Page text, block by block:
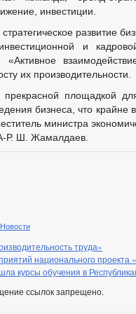
ЗАКОНЫ
И РАЗЪЯСНЕНИЯ
БЮДЖЕТА
_
МУНИЦИПАЛЬНЫЕ УСЛУГИ
ФОРМЫ ЗАЯВЛЕНИЙ ПО
К ГЛАВЕ ГРАФИК
И ЗАЯВЛЕНИЙ
РАССМОТРЕНИЯ
инвестиции.
развитие
и
«Активное
их производительности.
площадкой
бизнеса, что крайне
министра
Р. Ш. Жамалдаев.
Новости
труда»
национального проекта
курсы обучения в
ссылок запрещено.